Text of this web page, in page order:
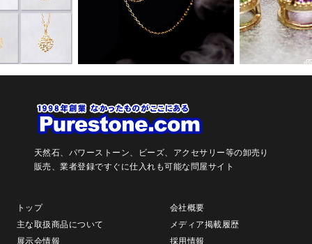
天然石、パワーストーン、ビーズ、アクセサリー等の卸売り
販売、業者登録ですぐに仕入れも可能な問屋サイト
トップ
会社概要
主な取扱商品について
メディア掲載履歴
展示会情報
採用情報